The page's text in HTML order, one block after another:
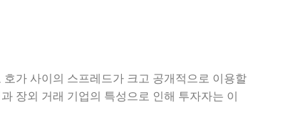
가 사이의 스프레드가 크고 공개적으로 이용할
장외 거래 기업의 특성으로 인해 투자자는 이